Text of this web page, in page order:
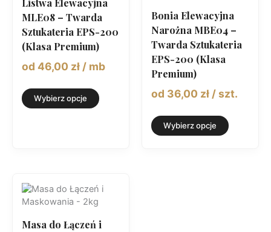
MLE08 – Twarda
Sztukateria EPS-200
(Klasa Premium)
od 46,00 zł / mb
Wybierz opcje
produkt
na
Bonia Elewacyjna
Narożna MBE04 –
Twarda Sztukateria
EPS-200 (Klasa
Premium)
od 36,00 zł / szt.
Wybierz opcje
produkt
Masa do Łączeń i